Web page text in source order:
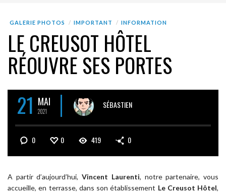
GALERIE PHOTOS IMPORTANT INFORMATION
LE CREUSOT HÔTEL
RÉOUVRE SES PORTES
21 MAI
2021
SÉBASTIEN
0 0 419 0
A partir d’aujourd’hui,Vincent Laurenti, notre partenaire, vous
accueille, en terrasse, dans son établissement Le Creusot Hôtel,